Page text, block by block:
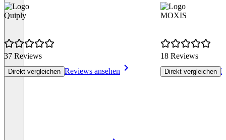
Quiply
37 Reviews
Direkt vergleichen Reviews ansehen
MOXIS
18 Reviews
Direkt vergleichen